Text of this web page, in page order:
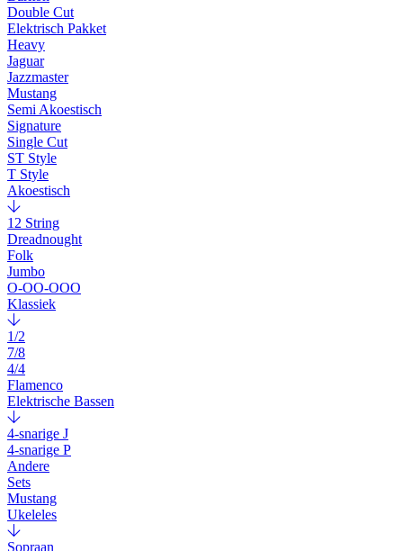
Double Cut
Elektrisch Pakket
Heavy
Jaguar
Jazzmaster
Mustang
Semi Akoestisch
Signature
Single Cut
ST Style
T Style
Akoestisch
12 String
Dreadnought
Folk
Jumbo
O-OO-OOO
Klassiek
1/2
7/8
4/4
Flamenco
Elektrische Bassen
4-snarige J
4-snarige P
Andere
Sets
Mustang
Ukeleles
Sopraan